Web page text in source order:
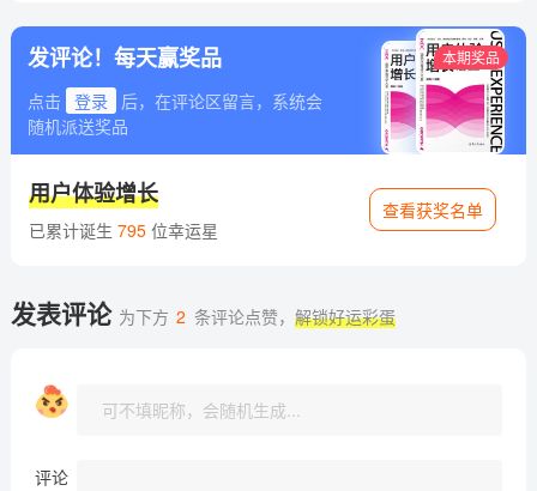
发评论！每天赢奖品
点击 登录
后，在评论区留言，系统会
随机派送奖品
本期奖品
用户体验增长
已累计诞生 795位幸运星
查看获奖名单
发表评论 为下方 2 条评论点赞，解锁好运彩蛋
评论